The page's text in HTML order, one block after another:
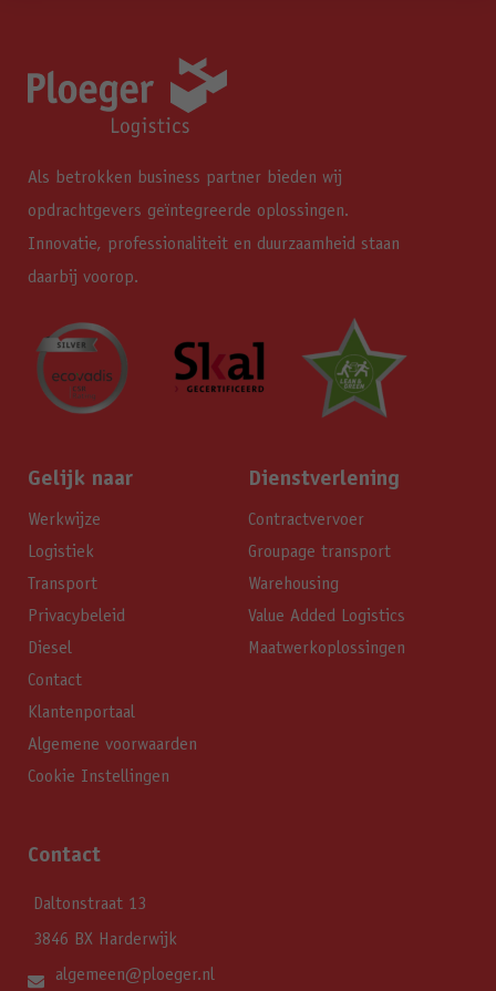
Als betrokken business partner bieden wij
opdrachtgevers geïntegreerde oplossingen.
Innovatie, professionaliteit en duurzaamheid staan
daarbij voorop.
Gelijk naar
Werkwijze
Logistiek
Transport
Privacybeleid
Diesel
Contact
Klantenportaal
Algemene voorwaarden
Cookie Instellingen
Dienstverlening
Contractvervoer
Groupage transport
Warehousing
Value Added Logistics
Maatwerkoplossingen
Contact
Daltonstraat 13
3846 BX Harderwijk
algemeen@ploeger.nl